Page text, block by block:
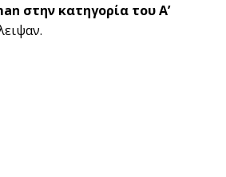
στην κατηγορία του Α’